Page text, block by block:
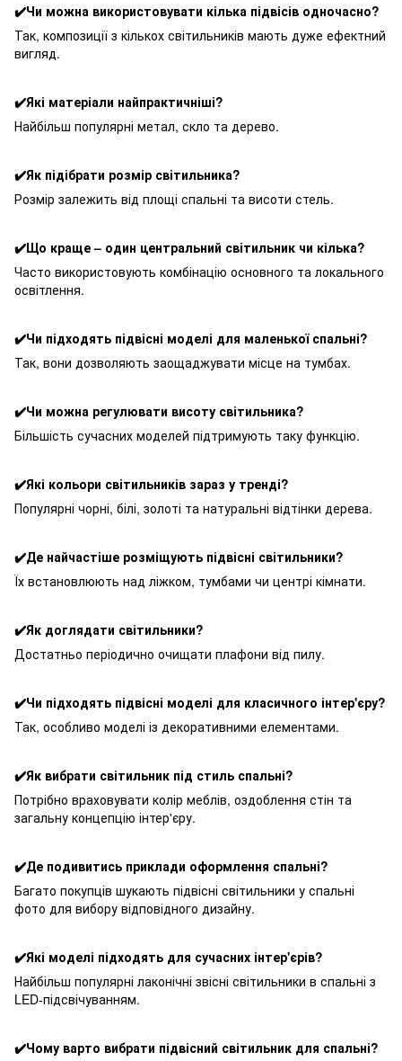
✔️Чи можна використовувати кілька підвісів одночасно?
Так, композиції з кількох світильників мають дуже ефектний
вигляд.
✔️Які матеріали найпрактичніші?
Найбільш популярні метал, скло та дерево.
✔️Як підібрати розмір світильника?
Розмір залежить від площі спальні та висоти стель.
✔️Що краще – один центральний світильник чи кілька?
Часто використовують комбінацію основного та локального
освітлення.
✔️Чи підходять підвісні моделі для маленької спальні?
Так, вони дозволяють заощаджувати місце на тумбах.
✔️Чи можна регулювати висоту світильника?
Більшість сучасних моделей підтримують таку функцію.
✔️Які кольори світильників зараз у тренді?
Популярні чорні, білі, золоті та натуральні відтінки дерева.
✔️Де найчастіше розміщують підвісні світильники?
Їх встановлюють над ліжком, тумбами чи центрі кімнати.
✔️Як доглядати світильники?
Достатньо періодично очищати плафони від пилу.
✔️Чи підходять підвісні моделі для класичного інтер'єру?
Так, особливо моделі із декоративними елементами.
✔️Як вибрати світильник під стиль спальні?
Потрібно враховувати колір меблів, оздоблення стін та
загальну концепцію інтер'єру.
✔️Де подивитись приклади оформлення спальні?
Багато покупців шукають підвісні світильники у спальні
фото для вибору відповідного дизайну.
✔️Які моделі підходять для сучасних інтер'єрів?
Найбільш популярні лаконічні звісні світильники в спальні з
LED-підсвічуванням.
✔️Чому варто вибрати підвісний світильник для спальні?